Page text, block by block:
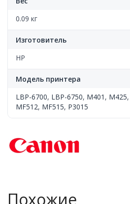
0.09 кг
Изготовитель
HP
Модель принтера
LBP-6700, LBP-6750, M401 , M425,
MF512, MF515, P3015
Похожие